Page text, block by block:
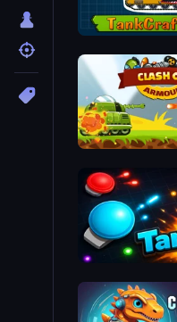
TankCraft 2
Clash of Armor
Tanky.io